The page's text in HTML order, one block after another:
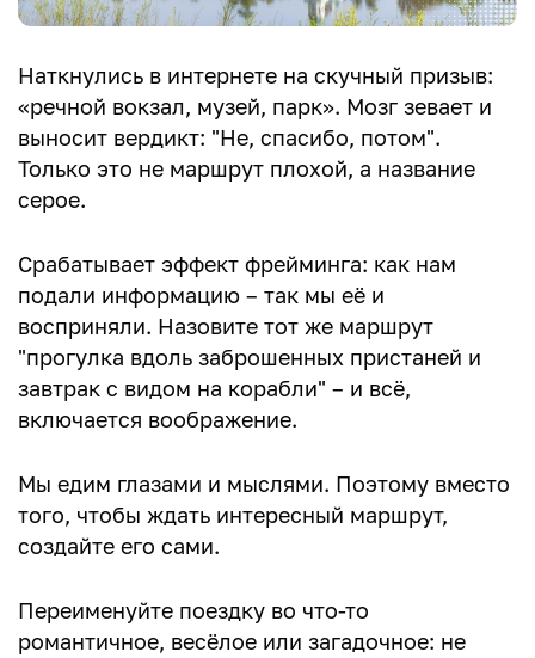
Наткнулись в интернете на скучный призыв:
«речной вокзал, музей, парк». Мозг зевает и
выносит вердикт: "Не, спасибо, потом".
Только это не маршрут плохой, а название
серое.
Срабатывает эффект фрейминга: как нам
подали информацию – так мы её и
восприняли. Назовите тот же маршрут
"прогулка вдоль заброшенных пристаней и
завтрак с видом на корабли" – и всё,
включается воображение.
Мы едим глазами и мыслями. Поэтому вместо
того, чтобы ждать интересный маршрут,
создайте его сами.
Переименуйте поездку во что-то
романтичное, весёлое или загадочное: не